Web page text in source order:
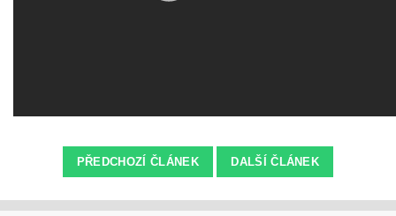
PŘEDCHOZÍ ČLÁNEK DALŠÍ ČLÁNEK